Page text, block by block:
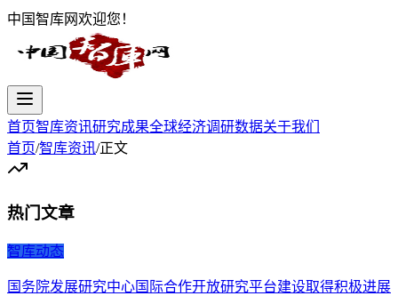
中国智库网欢迎您！
首页智库资讯研究成果全球经济调研数据关于我们
首页/智库资讯/正文
热门文章
智库动态
国务院发展研究中心国际合作开放研究平台建设取得积极进展